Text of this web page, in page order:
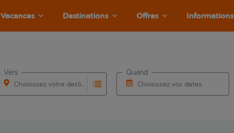
Vacances Destinations Offres Informations
Choisissez votre destination
Vers
Choisissez vos dates
Quand